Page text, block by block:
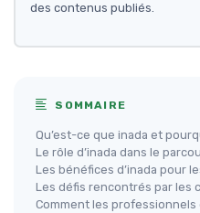
des contenus publiés.
SOMMAIRE
Qu’est-ce que inada et
Le rôle d’inada dans le
Les bénéfices d’inada pour
Les défis rencontrés par les
Comment les